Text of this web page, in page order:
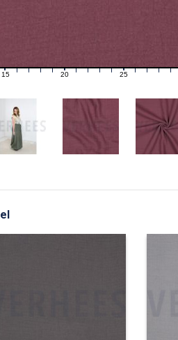
16 17 18 19 21 22 23 24 26 27 28 29